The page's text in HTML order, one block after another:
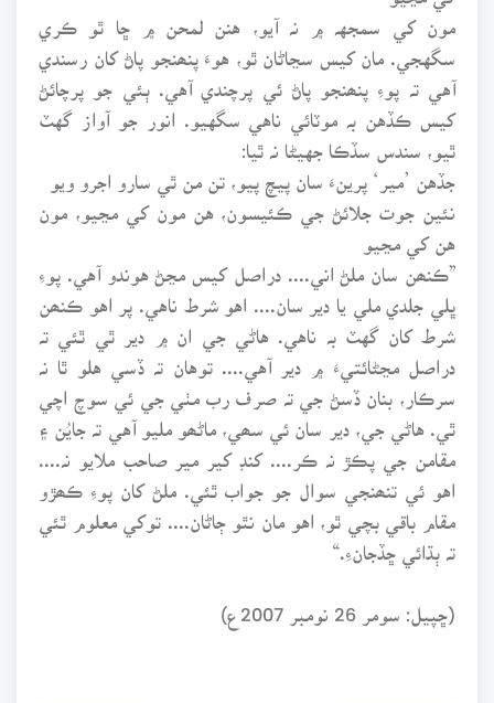
مون کي سمجهہ ۾ نہ آيو، هنن لمحن ۾ ڇا ٿو ڪري
سگهجي. مان کيس سڃاڻان ٿو، هوءَ پنھنجو پاڻ کان رسندي
آهي تہ پوءِ پنھنجو پاڻ ئي پرچندي آهي. ٻئي جو پرچائڻ
کيس ڪڏهن بہ موٽائي ناهي سگهيو. انور جو آواز گهٽ
ٿيو، سندس سڏڪا جهيڻا نہ ٿيا:
جڏهن ’مير‘ پرينءَ سان پيچ پيو، تن من ٿي سارو اجرو ويو
نئين جوت جلائڻ جي ڪئيسون، هن مون کي مڃيو، مون
هن کي مڃيو
”ڪنھن سان ملڻ اني.... دراصل کيس مڃڻ هوندو آهي. پوءِ
ڀلي جلدي ملي يا دير سان.... اهو شرط ناهي. پر اهو ڪنھن
شرط کان گهٽ بہ ناهي. هاڻي جي ان ۾ دير ٿي ٿئي تہ
دراصل مڃڻائتيءَ ۾ دير آهي.... توهان تہ ڏسي هلو ٿا نہ
سرڪار، بنان ڏسڻ جي تہ صرف رب مٺي جي ئي سوچ اچي
ٿي. هاڻي جي، دير سان ئي سھي، ماڻھو مليو آهي تہ جايُن ۽
مقامن جي پڪڙ نہ ڪر.... کنڊ کير مير صاحب ملايو نہ....
اهو ئي تنھنجي سوال جو جواب ٿئي. ملڻ کان پوءِ ڪھڙو
مقام باقي بچي ٿو، اهو مان نٿو ڄاڻان.... توکي معلوم ٿئي
تہ ٻڌائي ڇڏجانءِ.“
(ڇپيل: سومر 26 نومبر 2007ع)